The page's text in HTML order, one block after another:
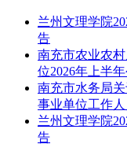
兰州文理学院
告
南充市农业农
位2026年上半
南充市水务局
事业单位工作
兰州文理学院
告